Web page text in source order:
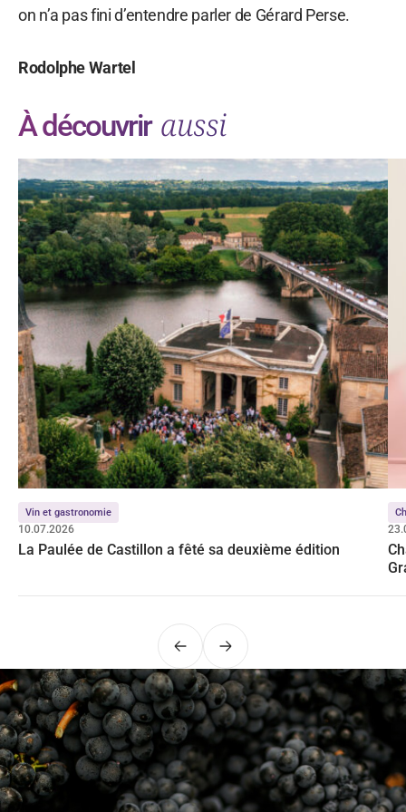
on n’a pas fini d’entendre parler de Gérard Perse.
Rodolphe Wartel
À découvrir aussi
Vin et gastronomie
10.07.2026
La Paulée de Castillon a fêté sa deuxième édition
PrécédentSuivant